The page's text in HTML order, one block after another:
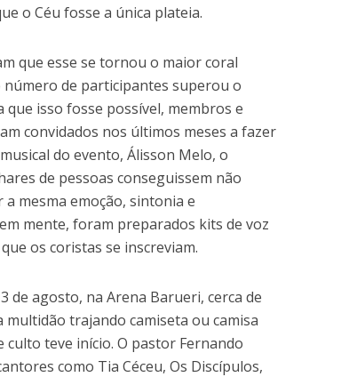
o Céu fosse a única plateia.
que esse se tornou o maior coral
de participantes superou o
isso fosse possível, membros e
convidados nos últimos meses a fazer
do evento, Álisson Melo, o
de pessoas conseguissem não
mesma emoção, sintonia e
mente, foram preparados kits de voz
os coristas se inscreviam.
de agosto, na Arena Barueri, cerca de
trajando camiseta ou camisa
teve início. O pastor Fernando
como Tia Céceu, Os Discípulos,